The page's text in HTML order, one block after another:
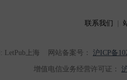
联系我们
LetPub上海 网站备案号： 沪ICP备
增值电信业务经营许可证：